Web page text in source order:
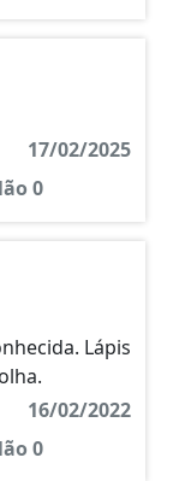
17/02/2025
0
Lápis
16/02/2022
0